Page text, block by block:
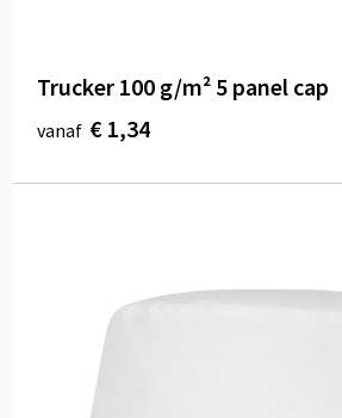
Trucker 100 g/m² 5 panel cap
vanaf € 1,34